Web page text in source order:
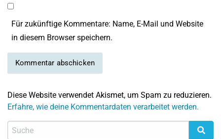
Für zukünftige Kommentare: Name, E-Mail und Website
in diesem Browser speichern.
Diese Website verwendet Akismet, um Spam zu reduzieren.
Erfahre, wie deine Kommentardaten verarbeitet werden.